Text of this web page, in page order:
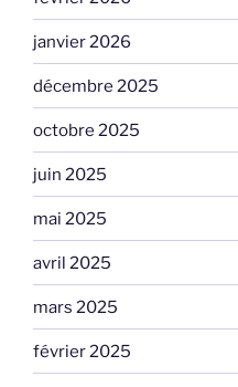
janvier 2026
décembre 2025
octobre 2025
juin 2025
mai 2025
avril 2025
mars 2025
février 2025